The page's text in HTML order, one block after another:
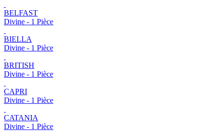
BELFAST
Divine - 1 Pièce
BIELLA
Divine - 1 Pièce
BRITISH
Divine - 1 Pièce
CAPRI
Divine - 1 Pièce
CATANIA
Divine - 1 Pièce